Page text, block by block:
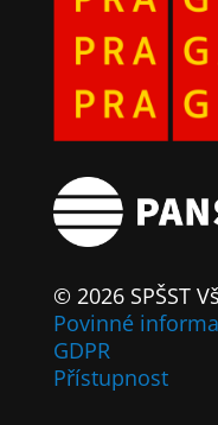
© 2026 SPŠST
Povinné
GDPR
Přístupnost